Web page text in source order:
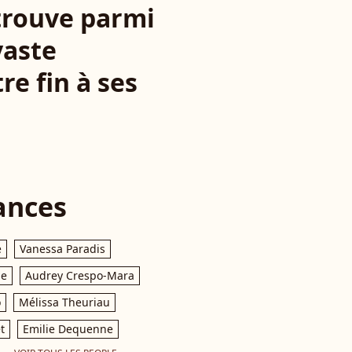
parmi
fin à ses
Vanessa Paradis
Audrey Crespo-Mara
Mélissa Theuriau
Emilie Dequenne